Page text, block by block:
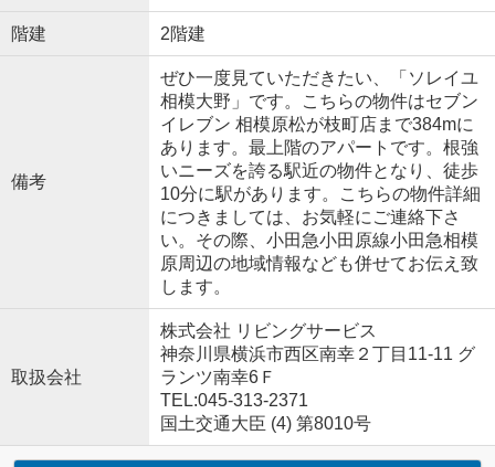
階建 2階建
備考
ぜひ一度見ていただきたい、「ソレイユ
相模大野」です。こちらの物件はセブン
イレブン 相模原松が枝町店まで384mに
あります。最上階のアパートです。根強
いニーズを誇る駅近の物件となり、徒歩
10分に駅があります。こちらの物件詳細
につきましては、お気軽にご連絡下さ
い。その際、小田急小田原線小田急相模
原周辺の地域情報なども併せてお伝え致
します。
取扱会社
株式会社 リビングサービス
神奈川県横浜市西区南幸２丁目11-11 グ
ランツ南幸6Ｆ
TEL:045-313-2371
国土交通大臣 (4) 第8010号